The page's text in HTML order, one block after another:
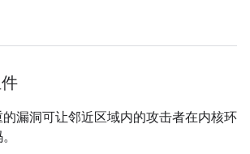
漏洞可让邻近区域内的攻击者在内核环